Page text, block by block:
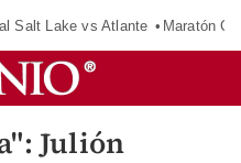
Salt Lake vs Atlante Maratón
Julión